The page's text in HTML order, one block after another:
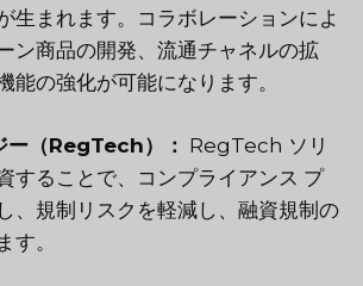
生まれます。コラボレーションによ
ン商品の開発、流通チャネルの拡
能の強化が可能になります。
ー（RegTech）： RegTech ソリ
することで、コンプライアンス プ
、規制リスクを軽減し、融資規制の
す。